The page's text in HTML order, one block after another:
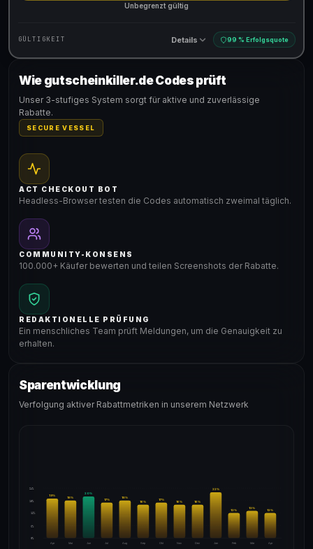
Unbegrenzt gültig
GÜLTIGKEIT Details 99 % Erfolgsquote
Gültig für teilnehmende Produkte
Wie gutscheinkiller.de Codes prüft
Unser 3-stufiges System sorgt für aktive und zuverlässige
Rabatte.
SECURE VESSEL
ACT CHECKOUT BOT
Headless-Browser testen die Codes automatisch zweimal täglich.
COMMUNITY-KONSENS
100.000+ Käufer bewerten und teilen Screenshots der Rabatte.
REDAKTIONELLE PRÜFUNG
Ein menschliches Team prüft Meldungen, um die Genauigkeit zu
erhalten.
Sparentwicklung
Verfolgung aktiver Rabattmetriken in unserem Netzwerk
24%
18%
12%
6%
0%
Apr
19%
Mai
18%
Jun
20%
Jul
17%
Aug
18%
Sep
16%
Okt
17%
Nov
16%
Dez
16%
Jan
22%
Feb
12%
Mär
13%
Apr
12%